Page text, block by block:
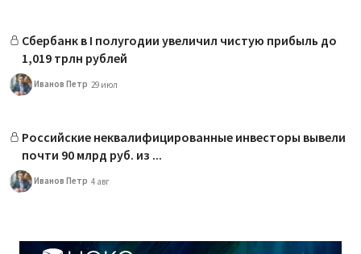
Сбербанк в I полугодии увеличил чистую прибыль до
1,019 трлн рублей
Иванов Петр 29 июл
Российские неквалифицированные инвесторы вывели
почти 90 млрд руб. из ...
Иванов Петр 4 авг